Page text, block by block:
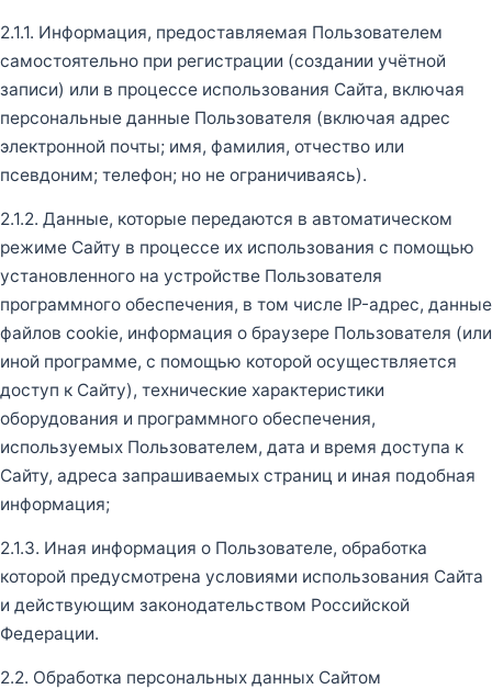
2.1.1. Информация, предоставляемая Пользователем
самостоятельно при регистрации (создании учётной
записи) или в процессе использования Сайта, включая
персональные данные Пользователя (включая адрес
электронной почты; имя, фамилия, отчество или
псевдоним; телефон; но не ограничиваясь).
2.1.2. Данные, которые передаются в автоматическом
режиме Сайту в процессе их использования с помощью
установленного на устройстве Пользователя
программного обеспечения, в том числе IP-адрес, данные
файлов cookie, информация о браузере Пользователя (или
иной программе, с помощью которой осуществляется
доступ к Сайту), технические характеристики
оборудования и программного обеспечения,
используемых Пользователем, дата и время доступа к
Сайту, адреса запрашиваемых страниц и иная подобная
информация;
2.1.3. Иная информация о Пользователе, обработка
которой предусмотрена условиями использования Сайта
и действующим законодательством Российской
Федерации.
2.2. Обработка персональных данных Сайтом